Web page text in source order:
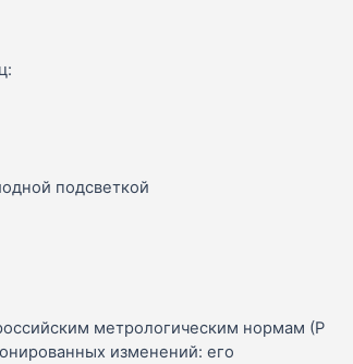
подсветкой
метрологическим нормам (Р
изменений: его